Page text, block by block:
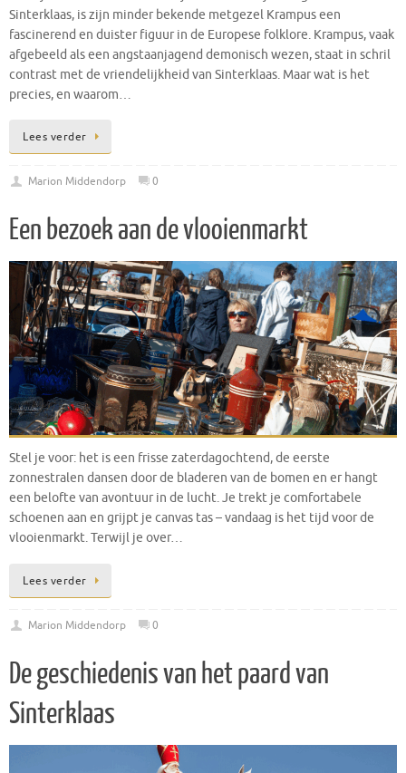
Sinterklaas, is zijn minder bekende metgezel Krampus een
fascinerend en duister figuur in de Europese folklore. Krampus, vaak
afgebeeld als een angstaanjagend demonisch wezen, staat in schril
contrast met de vriendelijkheid van Sinterklaas. Maar wat is het
precies, en waarom…
Lees verder
Marion Middendorp 0
Een bezoek aan de vlooienmarkt
Stel je voor: het is een frisse zaterdagochtend, de eerste
zonnestralen dansen door de bladeren van de bomen en er hangt
een belofte van avontuur in de lucht. Je trekt je comfortabele
schoenen aan en grijpt je canvas tas – vandaag is het tijd voor de
vlooienmarkt. Terwijl je over…
Lees verder
Marion Middendorp 0
De geschiedenis van het paard van
Sinterklaas